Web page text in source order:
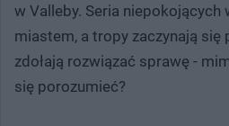
w Valleby. Seria
miastem, a tropy zaczynają się
zdołają rozwiązać sprawę -
się porozumieć?